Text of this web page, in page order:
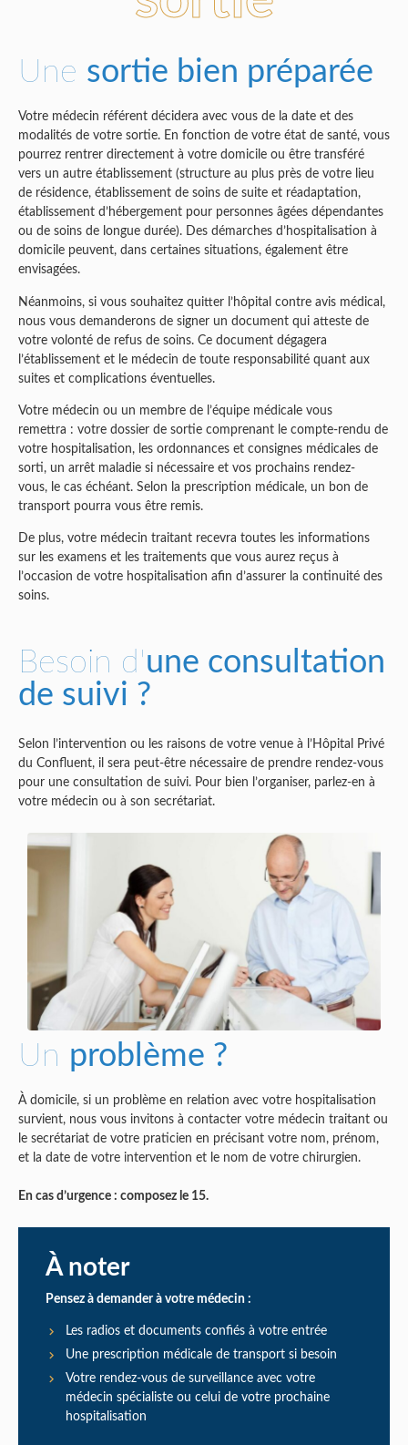
Une sortie bien préparée
Votre médecin référent décidera avec vous de la date et des
modalités de votre sortie. En fonction de votre état de santé, vous
pourrez rentrer directement à votre domicile ou être transféré
vers un autre établissement (structure au plus près de votre lieu
de résidence, établissement de soins de suite et réadaptation,
établissement d’hébergement pour personnes âgées dépendantes
ou de soins de longue durée). Des démarches d’hospitalisation à
domicile peuvent, dans certaines situations, également être
envisagées.
Néanmoins, si vous souhaitez quitter l’hôpital contre avis médical,
nous vous demanderons de signer un document qui atteste de
votre volonté de refus de soins. Ce document dégagera
l’établissement et le médecin de toute responsabilité quant aux
suites et complications éventuelles.
Votre médecin ou un membre de l’équipe médicale vous
remettra : votre dossier de sortie comprenant le compte-rendu de
votre hospitalisation, les ordonnances et consignes médicales de
sorti, un arrêt maladie si nécessaire et vos prochains rendez-
vous, le cas échéant. Selon la prescription médicale, un bon de
transport pourra vous être remis.
De plus, votre médecin traitant recevra toutes les informations
sur les examens et les traitements que vous aurez reçus à
l’occasion de votre hospitalisation afin d’assurer la continuité des
soins.
Besoin d'une consultation
de suivi ?
Selon l’intervention ou les raisons de votre venue à l’Hôpital Privé
du Confluent, il sera peut-être nécessaire de prendre rendez-vous
pour une consultation de suivi. Pour bien l’organiser, parlez-en à
votre médecin ou à son secrétariat.
Un problème ?
À domicile, si un problème en relation avec votre hospitalisation
survient, nous vous invitons à contacter votre médecin traitant ou
le secrétariat de votre praticien en précisant votre nom, prénom,
et la date de votre intervention et le nom de votre chirurgien.
En cas d’urgence : composez le 15.
À noter
Pensez à demander à votre médecin :
Les radios et documents confiés à votre entrée
Une prescription médicale de transport si besoin
Votre rendez-vous de surveillance avec votre
médecin spécialiste ou celui de votre prochaine
hospitalisation